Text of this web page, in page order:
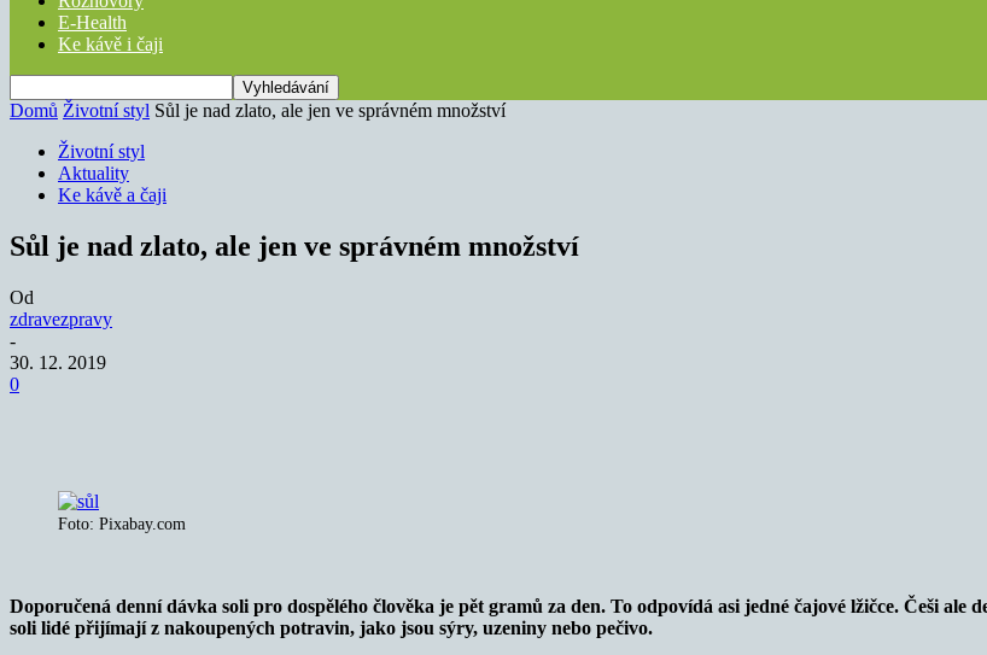
E-Health
Ke kávě i čaji
Domů Životní styl Sůl je nad zlato, ale jen ve správném množství
Životní styl
Aktuality
Ke kávě a čaji
Sůl je nad zlato, ale jen ve správném množství
Od
zdravezpravy
-
30. 12. 2019
0
Foto: Pixabay.com
Doporučená denní dávka soli pro dospělého člověka je pět gramů za den. To odpovídá asi jedné čajové lžičce. Češi
soli lidé přijímají z nakoupených potravin, jako jsou sýry, uzeniny nebo pečivo.